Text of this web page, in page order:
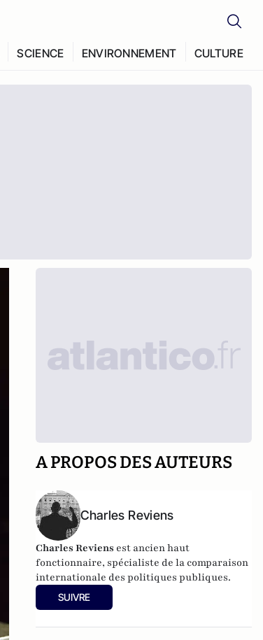
SCIENCE ENVIRONNEMENT CULTURE
A PROPOS DES AUTEURS
Charles Reviens
Charles Reviens est ancien haut
fonctionnaire, spécialiste de la comparaison
internationale des politiques publiques.
SUIVRE